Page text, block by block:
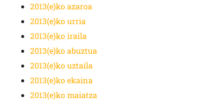
2013(e)ko azaroa
2013(e)ko urria
2013(e)ko iraila
2013(e)ko abuztua
2013(e)ko uztaila
2013(e)ko ekaina
2013(e)ko maiatza